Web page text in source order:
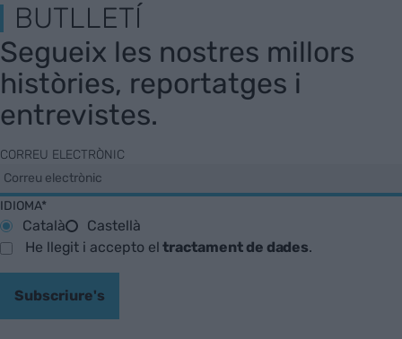
BUTLLETÍ
Segueix les nostres millors
històries, reportatges i
entrevistes.
CORREU ELECTRÒNIC
IDIOMA*
Català
Castellà
He llegit i accepto eltractament de dades.
Subscriure's